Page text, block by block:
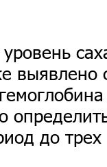
выявлено
до